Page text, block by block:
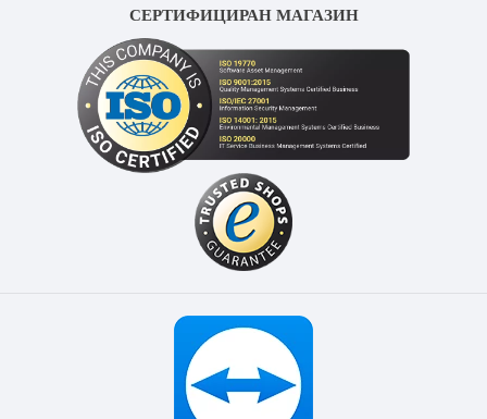
СЕРТИФИЦИРАН МАГАЗИН